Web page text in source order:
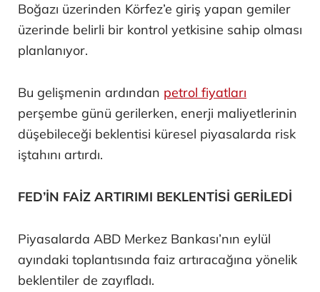
Boğazı üzerinden Körfez’e giriş yapan gemiler
üzerinde belirli bir kontrol yetkisine sahip olması
planlanıyor.
Bu gelişmenin ardından petrol fiyatları
perşembe günü gerilerken, enerji maliyetlerinin
düşebileceği beklentisi küresel piyasalarda risk
iştahını artırdı.
FED’İN FAİZ ARTIRIMI BEKLENTİSİ GERİLEDİ
Piyasalarda ABD Merkez Bankası’nın eylül
ayındaki toplantısında faiz artıracağına yönelik
beklentiler de zayıfladı.